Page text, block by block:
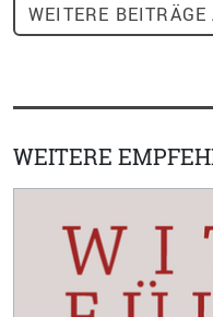
WEITERE
WEITERE